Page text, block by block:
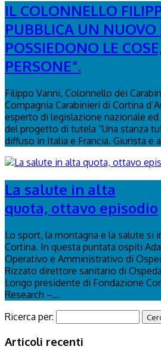
IL COLONNELLO
PUBBLICA UN NUOVO
POSSIEDONO LE
PERSONE”.
Filippo Vanni, Colonnello dei
Compagnia Carabinieri di Cortina
esperto di legislazione nazionale ed
del progetto di tutela “Una stanza
diffuso in Italia e Francia. Giurista e
La salute in alta
quota, ottavo episodio
Lo sport, la montagna e la salute si
Cortina. In questa puntata ospiti
Operativo e Amministrativo di
Rizzato direttore sanitario di
Longo presidente di Fondazione
Research –...
Ricerca per:
Articoli recenti